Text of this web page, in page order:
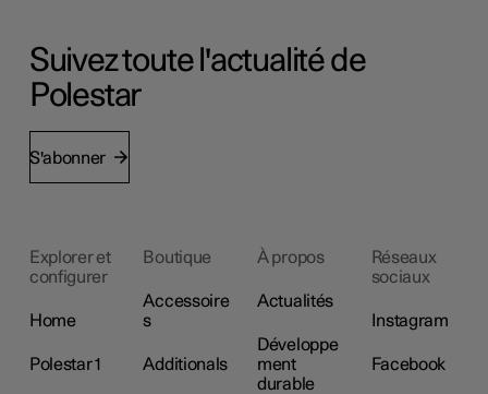
Suivez toute l'actualité de
Polestar
S'abonner
Explorer et
configurer
Home
Polestar 1
Boutique
Accessoire
s
Additionals
À propos
Actualités
Développe
ment
durable
Réseaux
sociaux
Instagram
Facebook